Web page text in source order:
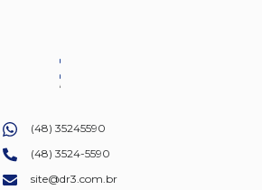
(48) 35245590
(48) 3524-5590
site@dr3.com.br